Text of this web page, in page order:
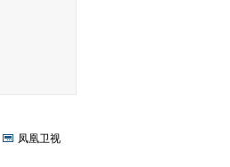
凤凰卫视